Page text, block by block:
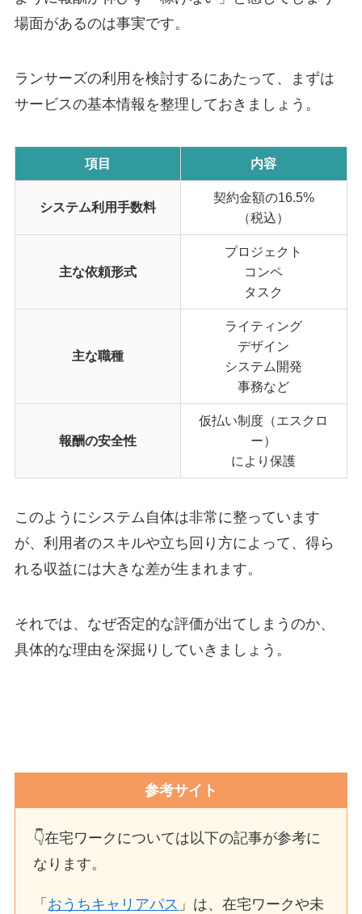
場面があるのは事実です。
ランサーズの利用を検討するにあたって、まずは
サービスの基本情報を整理しておきましょう。
項目 内容
システム利用手数料
契約金額の16.5%
（税込）
主な依頼形式
プロジェクト
コンペ
タスク
主な職種
ライティング
デザイン
システム開発
事務など
報酬の安全性
仮払い制度（エスクロ
ー）
により保護
このようにシステム自体は非常に整っています
が、利用者のスキルや立ち回り方によって、得ら
れる収益には大きな差が生まれます。
それでは、なぜ否定的な評価が出てしまうのか、
具体的な理由を深掘りしていきましょう。
参考サイト
👇在宅ワークについては以下の記事が参考に
なります。
「 おうちキャリアパス 」は、在宅ワークや未